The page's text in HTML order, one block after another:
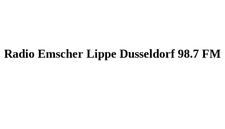
Radio Emscher Lippe Dusseldorf 98.7 FM